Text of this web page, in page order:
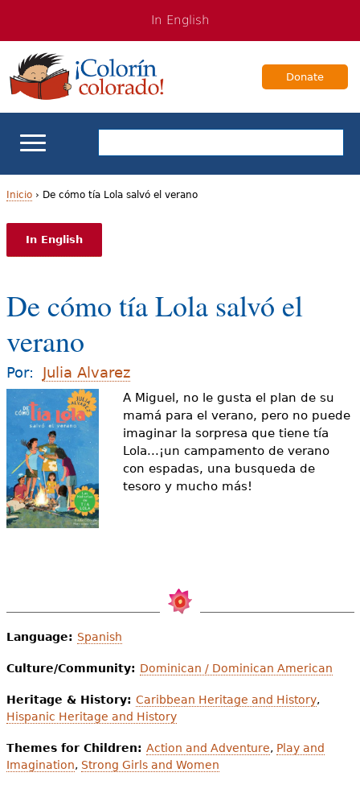
navigation
Content
In English
Donate
Apoyo escolar
Enseñanza de los estudiantes bilingües
Libros & Autores
Más recursos
U
s
t
e
d
e
s
á
a
q
Inicio› De cómo tía Lola salvó el verano
In English
De cómo tía Lola salvó el
verano
Por: Julia Alvarez
A Miguel, no le gusta el plan de su
mamá para el verano, pero no puede
imaginar la sorpresa que tiene tía
Lola...¡un campamento de verano
con espadas, una busqueda de
tesoro y mucho más!
Language: Spanish
Culture/Community: Dominican / Dominican American
Heritage & History: Caribbean Heritage and History,
Hispanic Heritage and History
Themes for Children: Action and Adventure, Play and
Imagination, Strong Girls and Women